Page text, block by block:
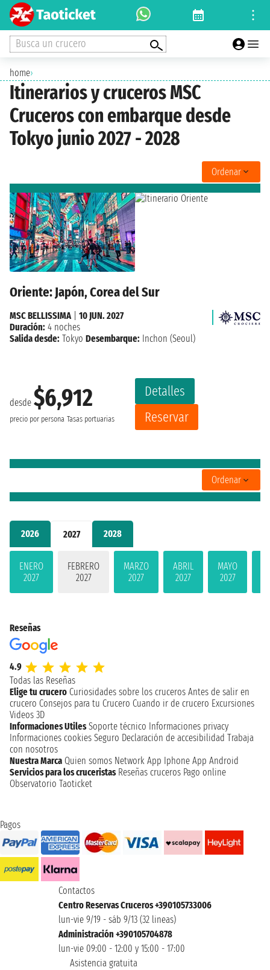
Busca un crucero
home›
Itinerarios y cruceros MSC
Cruceros con embarque desde
Tokyo junio 2027 - 2028
2026 2027 2028
ENERO
2027
FEBRERO
2027
MARZO
2027
ABRIL
2027
MAYO
2027
Ordenar
Oriente: Japón, Corea del Sur
desde $6,912
precio por persona Tasas portuarias
Detalles
Reservar
MSC BELLISSIMA
10 JUN. 2027
Duración: 4 noches
Salida desde: Tokyo Desembarque: Inchon (Seoul)
Ordenar
Reseñas
4.9
Todas las Reseñas
Elige tu crucero Curiosidades sobre los cruceros Antes de salir en
crucero Consejos para tu Crucero Cuando ir de crucero Excursiones
Videos 3D
Informaciones Utiles Soporte técnico Informaciones privacy
Informaciones cookies Seguro Declaración de accesibilidad Trabaja
con nosotros
Nuestra Marca Quien somos Network App Iphone App Android
Servicios para los cruceristas Reseñas cruceros Pago online
Observatorio Taoticket
Pagos
Contactos
Centro Reservas Cruceros +390105733006
lun-vie 9/19 - sáb 9/13 (32 lineas)
Administración +390105704878
lun-vie 09:00 - 12:00 y 15:00 - 17:00
Asistencia gratuita